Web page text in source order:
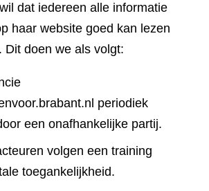
dat iedereen alle informatie
haar website goed kan lezen
Dit doen we als volgt:
periodiek
een onafhankelijke partij.
volgen een training
toegankelijkheid.